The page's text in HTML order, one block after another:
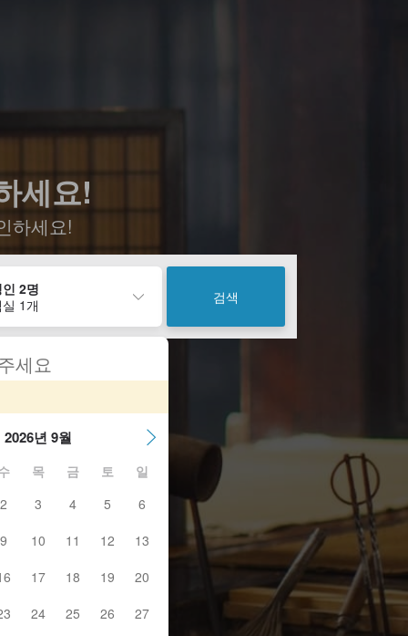
세요!
하세요!
2명
1개
검색
세요
2026년 9월
목 금 토
일
2
3 4 5
6
9
10 11 12
13
17 18 19
20
24 25 26 27